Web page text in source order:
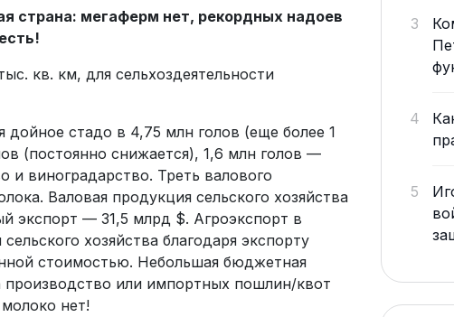
страна: мегаферм нет, рекордных надоев
кв. км, для сельхоздеятельности
дойное стадо в 4,75 млн голов (еще более 1
(постоянно снижается), 1,6 млн голов —
и виноградарство. Треть валового
Валовая продукция сельского хозяйства
экспорт — 31,5 млрд $. Агроэкспорт в
хозяйства благодаря экспорту
стоимостью. Небольшая бюджетная
или импортных пошлин/квот
нет!
3
4
5